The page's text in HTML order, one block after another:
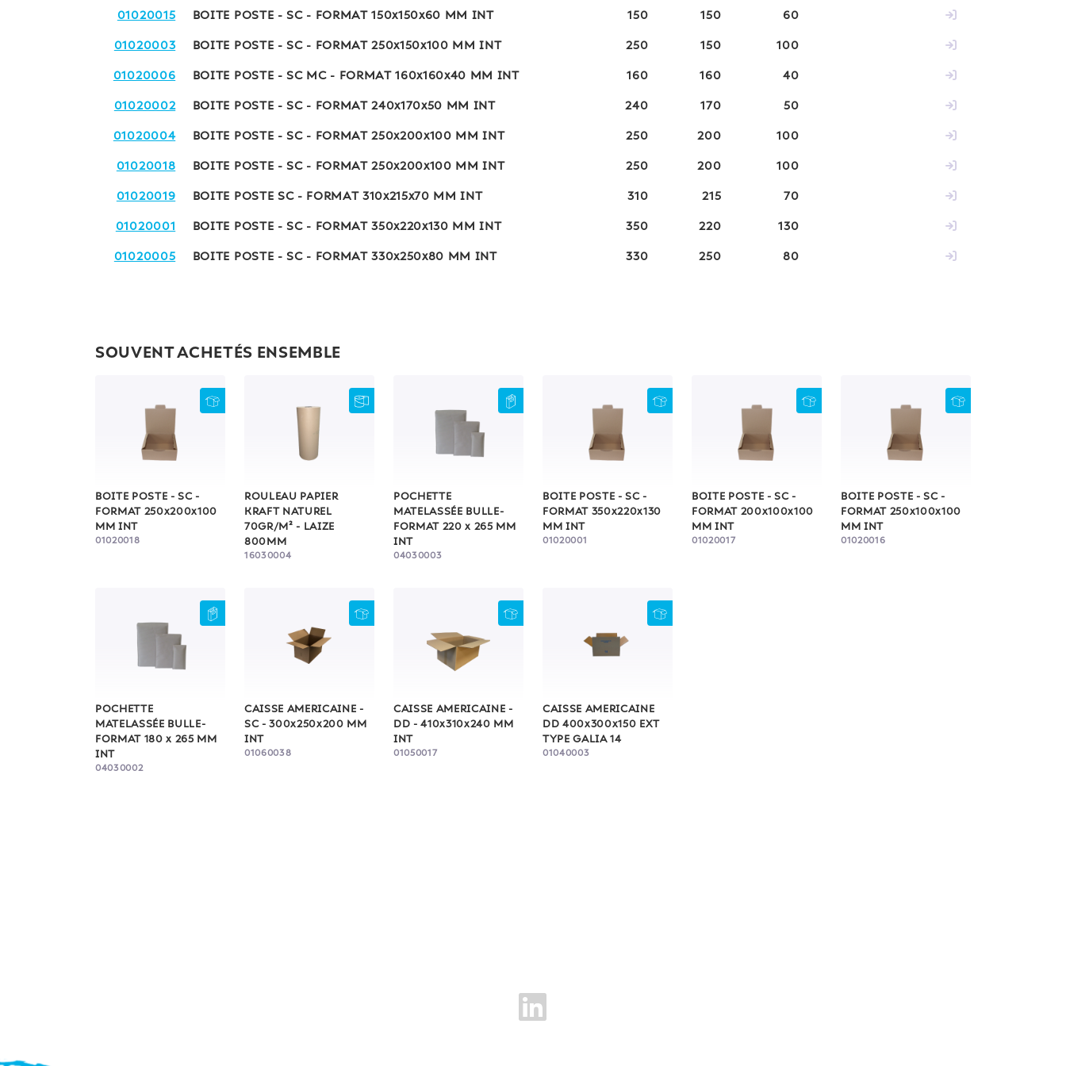
01020015 BOITE POSTE - SC - FORMAT 150x150x60 MM INT 150 150 60
01020003 BOITE POSTE - SC - FORMAT 250x150x100 MM INT 250 150 100
01020006 BOITE POSTE - SC MC - FORMAT 160x160x40 MM INT 160 160 40
01020002 BOITE POSTE - SC - FORMAT 240x170x50 MM INT 240 170 50
01020004 BOITE POSTE - SC - FORMAT 250x200x100 MM INT 250 200 100
01020018 BOITE POSTE - SC - FORMAT 250x200x100 MM INT 250 200 100
01020019 BOITE POSTE SC - FORMAT 310x215x70 MM INT 310 215 70
01020001 BOITE POSTE - SC - FORMAT 350x220x130 MM INT 350 220 130
01020005 BOITE POSTE - SC - FORMAT 330x250x80 MM INT 330 250 80
SOUVENT ACHETÉS ENSEMBLE
BOITE POSTE - SC -
FORMAT 250x200x100
MM INT
01020018
ROULEAU PAPIER
KRAFT NATUREL
70GR/M² - LAIZE
800MM
16030004
POCHETTE
MATELASSÉE BULLE-
FORMAT 220 x 265 MM
INT
04030003
BOITE POSTE - SC -
FORMAT 350x220x130
MM INT
01020001
BOITE POSTE - SC -
FORMAT 200x100x100
MM INT
01020017
BOITE POSTE - SC -
FORMAT 250x100x100
MM INT
01020016
POCHETTE
MATELASSÉE BULLE-
FORMAT 180 x 265 MM
INT
04030002
CAISSE AMERICAINE -
SC - 300x250x200 MM
INT
01060038
CAISSE AMERICAINE -
DD - 410x310x240 MM
INT
01050017
CAISSE AMERICAINE
DD 400x300x150 EXT
TYPE GALIA 14
01040003